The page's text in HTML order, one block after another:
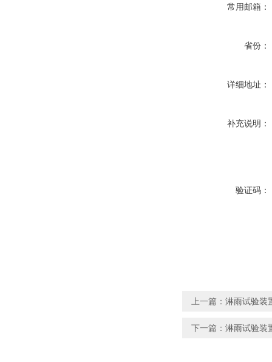
常用邮箱：
省份：
详细地址：
补充说明：
验证码：
上一篇： 淋雨试验装
下一篇： 淋雨试验装